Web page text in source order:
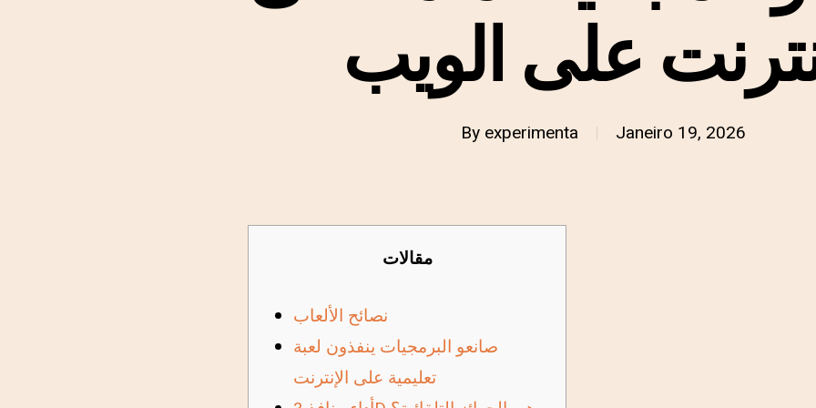
على الويب
By experimenta Janeiro 19, 2026
مقالات
نصائح الألعاب
صانعو البرمجيات ينفذون لعبة
تعليمية على الإنترنت